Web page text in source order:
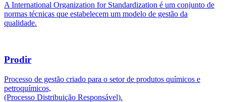
A International Organization for Standardization é um conjunto de
normas técnicas que estabelecem um modelo de gestão da
qualidade.
Prodir
Processo de gestão criado para o setor de produtos químicos e
petroquímicos,
(Processo Distribuição Responsável).